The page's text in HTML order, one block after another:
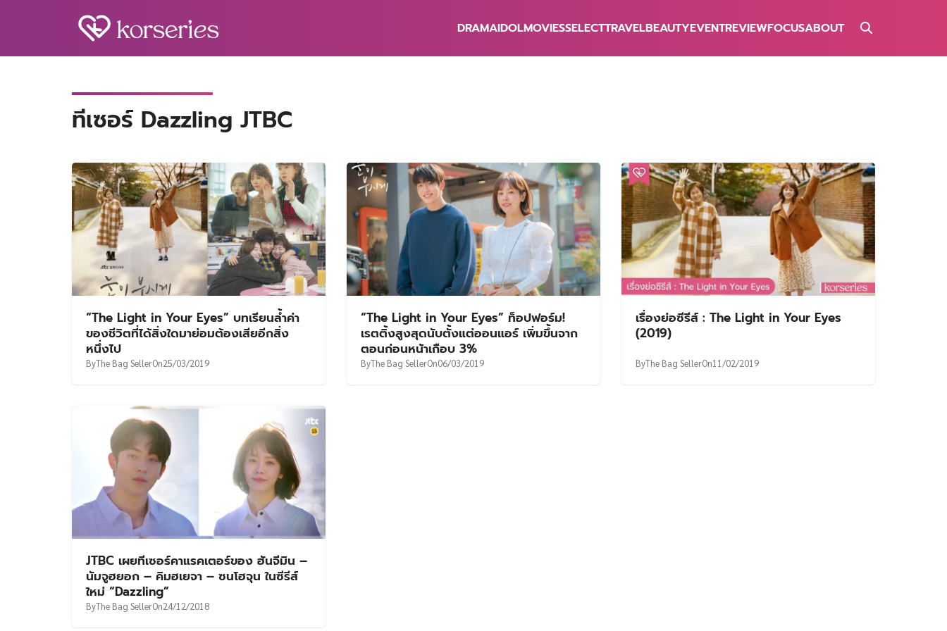
DRAMAIDOLMOVIESSELECTTRAVELBEAUTYEVENTREVIEWFOCUSABOUT
ทีเซอร์ Dazzling JTBC
“The Light in Your Eyes” บทเรียนล้ำค่า
ของชีวิตที่ได้สิ่งใดมาย่อมต้องเสียอีกสิ่ง
หนึ่งไป
ByThe Bag SellerOn25/03/2019
“The Light in Your Eyes” ท็อปฟอร์ม!
เรตติ้งสูงสุดนับตั้งแต่ออนแอร์ เพิ่มขึ้นจาก
ตอนก่อนหน้าเกือบ 3%
ByThe Bag SellerOn06/03/2019
เรื่องย่อซีรีส์ : The Light in Your Eyes
(2019)
ByThe Bag SellerOn11/02/2019
JTBC เผยทีเซอร์คาแรคเตอร์ของ ฮันจีมิน –
นัมจูฮยอก – คิมฮเยจา – ซนโฮจุน ในซีรีส์
ใหม่ “Dazzling”
ByThe Bag SellerOn24/12/2018